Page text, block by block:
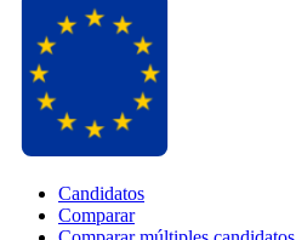
Candidatos
Comparar